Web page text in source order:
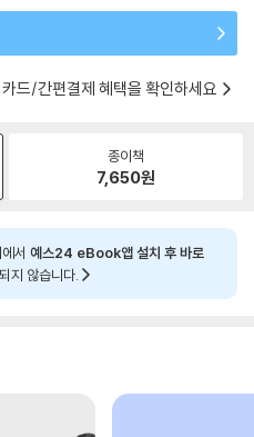
카드/간편결제 혜택을 확인하세요
종이책
7,650원
서 예스24 eBook앱 설치 후 바로
지 않습니다.